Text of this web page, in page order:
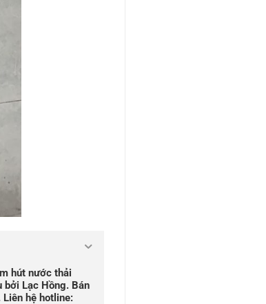
hút nước thải
bởi Lạc Hồng. Bán
hệ hotline: